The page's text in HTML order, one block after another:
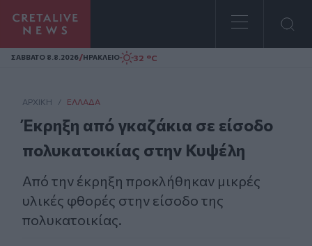
Homepage
ΣAΒΒΑΤΟ 8.8.2026/ΗΡΑΚΛΕΙΟ 32 °C
ΑΡΧΙΚΗ / ΕΛΛΆΔΑ
Έκρηξη από γκαζάκια σε είσοδο
πολυκατοικίας στην Κυψέλη
Από την έκρηξη προκλήθηκαν μικρές
υλικές φθορές στην είσοδο της
πολυκατοικίας.